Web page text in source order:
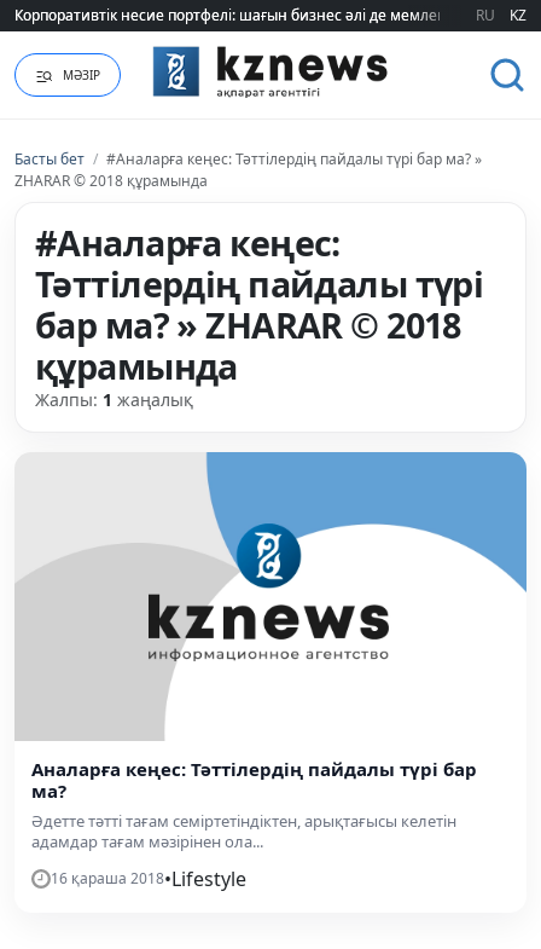
Корпоративтік несие портфелі: шағын бизнес әлі де мемлекеттік
Корпоративтік несие портфелі: шағын бизнес әлі де мемлекеттікRU KZ
МӘЗІР
Басты бет / #Аналарға кеңес: Тәттілердің пайдалы түрі бар ма? »
ZHARAR © 2018 құрамында
#Аналарға кеңес:
Тәттілердің пайдалы түрі
бар ма? » ZHARAR © 2018
құрамында
Жалпы: 1 жаңалық
Аналарға кеңес: Тәттілердің пайдалы түрі бар
ма?
Әдетте тәтті тағам семіртетіндіктен, арықтағысы келетін
адамдар тағам мәзірінен ола...
16 қараша 2018•Lifestyle